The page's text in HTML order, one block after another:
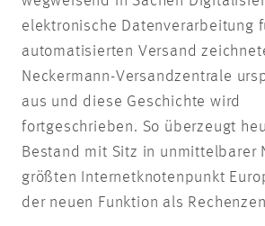
elektronische Datenverarbeitung
automatisierten Versand
Neckermann-Versandzentrale
aus und diese Geschichte wird
fortgeschrieben. So überzeugt
Bestand mit Sitz in unmittelbarer
größten Internetknotenpunkt
der neuen Funktion als